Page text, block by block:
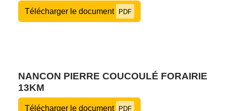
Télécharger le document PDF
NANCON PIERRE COUCOULÉ FORAIRIE
13KM
Télécharger le document PDF